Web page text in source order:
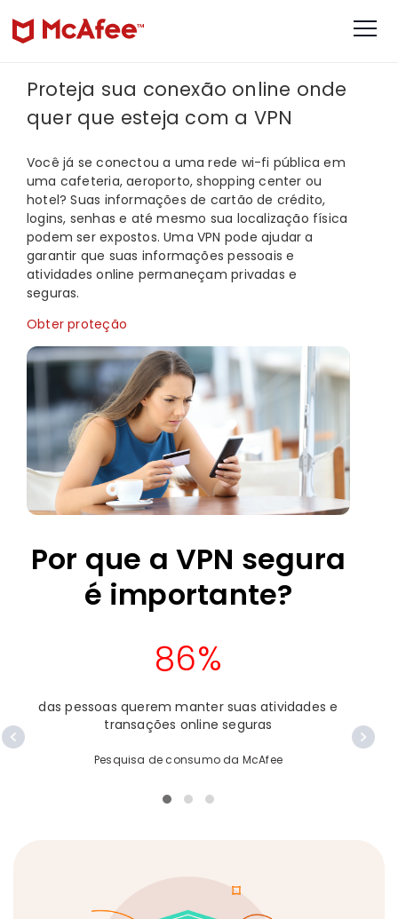
Proteja sua conexão online onde
quer que esteja com a VPN
Você já se conectou a uma rede wi-fi pública em
uma cafeteria, aeroporto, shopping center ou
hotel? Suas informações de cartão de crédito,
logins, senhas e até mesmo sua localização física
podem ser expostos. Uma VPN pode ajudar a
garantir que suas informações pessoais e
atividades online permaneçam privadas e
seguras.
Obter proteção
Por que a VPN segura
é importante?
86%
das pessoas querem manter suas atividades e
transações online seguras
Pesquisa de consumo da McAfee